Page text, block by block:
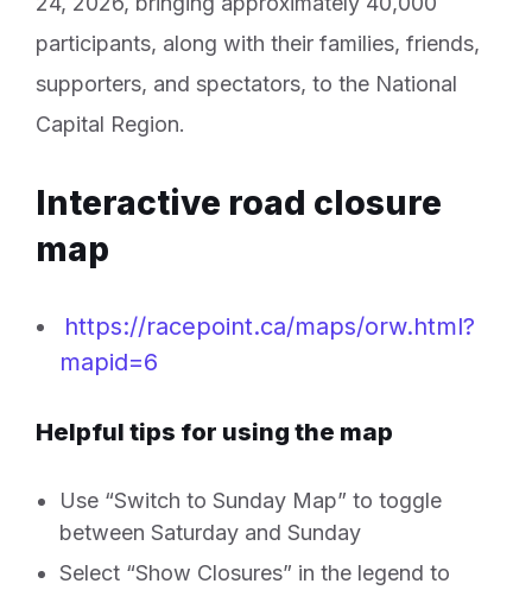
participants, along with their families, friends,
supporters, and spectators, to the National
Capital Region.
Interactive road closure
map
https://racepoint.ca/maps/orw.html?
mapid=6
Helpful tips for using the map
Use “Switch to Sunday Map” to toggle
between Saturday and Sunday
Select “Show Closures” in the legend to